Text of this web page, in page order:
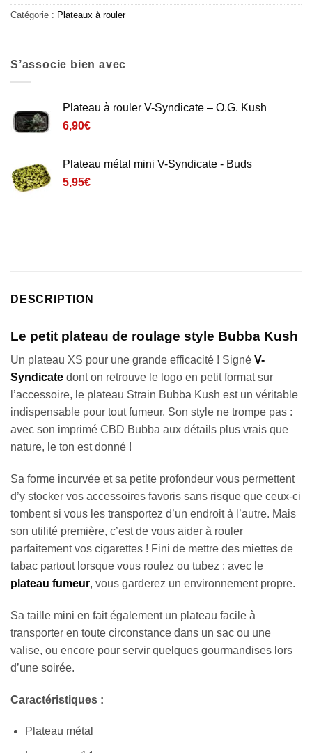
Catégorie : Plateaux à rouler
S’associe bien avec
Plateau à rouler V-Syndicate – O.G. Kush
6,90€
Plateau métal mini V-Syndicate - Buds
5,95€
DESCRIPTION
Le petit plateau de roulage style Bubba Kush
Un plateau XS pour une grande efficacité ! Signé V-
Syndicate dont on retrouve le logo en petit format sur
l’accessoire, le plateau Strain Bubba Kush est un véritable
indispensable pour tout fumeur. Son style ne trompe pas :
avec son imprimé CBD Bubba aux détails plus vrais que
nature, le ton est donné !
Sa forme incurvée et sa petite profondeur vous permettent
d’y stocker vos accessoires favoris sans risque que ceux-ci
tombent si vous les transportez d’un endroit à l’autre. Mais
son utilité première, c’est de vous aider à rouler
parfaitement vos cigarettes ! Fini de mettre des miettes de
tabac partout lorsque vous roulez ou tubez : avec le
plateau fumeur, vous garderez un environnement propre.
Sa taille mini en fait également un plateau facile à
transporter en toute circonstance dans un sac ou une
valise, ou encore pour servir quelques gourmandises lors
d’une soirée.
Caractéristiques :
Plateau métal